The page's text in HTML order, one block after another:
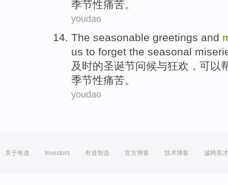
季节性痛苦。
youdao
The seasonable greetings and
us to forget the seasonal
及时的圣诞节问候与狂欢 ，可以
季节性痛苦。
youdao
关于有道 Investors 有道智选 官方博客 技术博客 诚聘英才